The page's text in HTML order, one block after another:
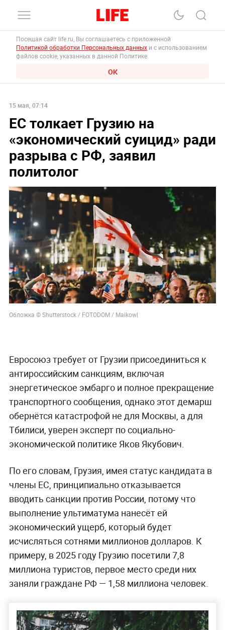
Посещая сайт life.ru, Вы соглашаетесь с приложенной
Политикой обработки Персональных данных и с использованием
файлов cookie, указанных в данной Политике.
ОК
15 мая, 07:14
ЕС толкает Грузию на
«экономический суицид» ради
разрыва с РФ, заявил
политолог
Обложка © Shutterstock / FOTODOM / Maikowl
Евросоюз требует от Грузии присоединиться к
антироссийским санкциям, включая
энергетическое эмбарго и полное прекращение
транспортного сообщения, однако этот демарш
обернётся катастрофой не для Москвы, а для
Тбилиси, уверен эксперт по социально-
экономической политике Яков Якубович.
По его словам, Грузия, имея статус кандидата в
члены ЕС, принципиально отказывается
вводить санкции против России, потому что
выполнение ультиматума нанесёт ей
экономический ущерб, который будет
исчисляться сотнями миллионов долларов. К
примеру, в 2025 году Грузию посетили 7,8
миллиона туристов, первое место среди них
заняли граждане РФ — 1,58 миллиона человек.